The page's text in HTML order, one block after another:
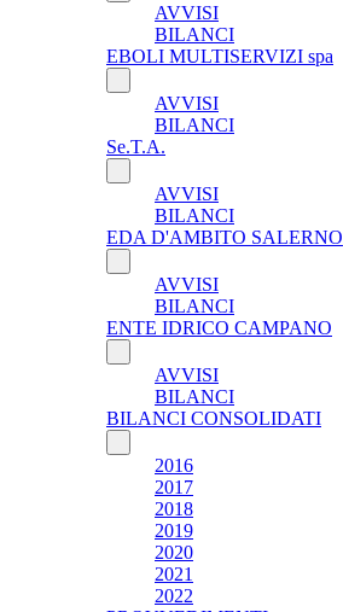
AVVISI
BILANCI
EBOLI MULTISERVIZI spa
AVVISI
BILANCI
Se.T.A.
AVVISI
BILANCI
EDA D'AMBITO SALERNO
AVVISI
BILANCI
ENTE IDRICO CAMPANO
AVVISI
BILANCI
BILANCI CONSOLIDATI
2016
2017
2018
2019
2020
2021
2022